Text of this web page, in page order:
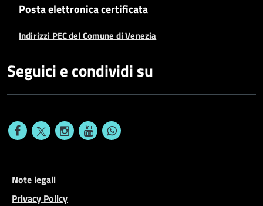
Posta elettronica certificata
Indirizzi PEC del Comune di Venezia
Seguici e condividi su
Note legali
Privacy Policy